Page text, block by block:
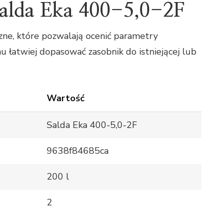
Eka 400-5,0-2F
które pozwalają ocenić parametry
łatwiej dopasować zasobnik do istniejącej lub
Wartość
Salda Eka 400-5,0-2F
9638f84685ca
200 l
2